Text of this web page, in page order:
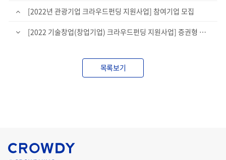
[2022년 관광기업 크라우드펀딩 지원사업] 참여기업 모집
[2022 기술창업(창업기업) 크라우드펀딩 지원사업] 증권형 참여기업 모집
목록보기